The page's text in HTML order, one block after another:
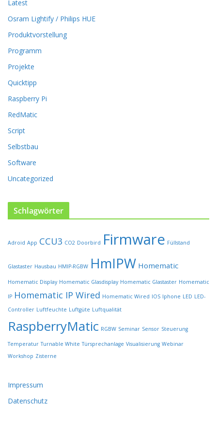
n
k
n
e
n
u
f
e
r
r
d
u
e
t
e
w
h
l
t
w
e
d
n
Latest
Osram Lightify / Philips HUE
Produktvorstellung
Programm
Projekte
Quicktipp
Raspberry Pi
RedMatic
Script
Selbstbau
Software
Uncategorized
Schlagwörter
Adroid App CCU3 CO2 Doorbird Firmware Füllstand
Glastaster Hausbau HMIP-RGBW HmIPW Homematic
Homematic Display Homematic Glasdisplay Homematic Glastaster Homematic
IP Homematic IP Wired Homematic Wired IOS Iphone LED LED-
Controller Luftfeuchte Luftgüte Luftqualität
RaspberryMatic RGBW Seminar Sensor Steuerung
Temperatur Turnable White Türsprechanlage Visualisierung Webinar
Workshop Zisterne
Impressum
Datenschutz